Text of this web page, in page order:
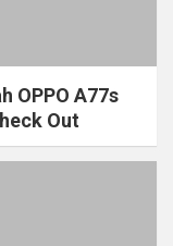
OPPO A77s
Out